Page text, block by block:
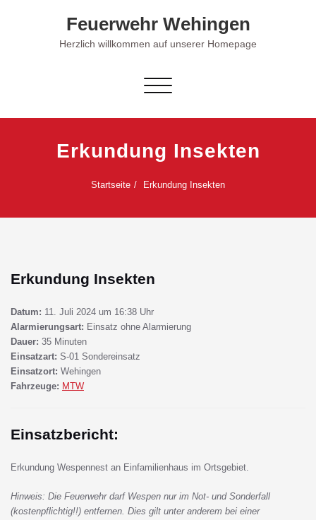
Feuerwehr Wehingen
Herzlich willkommen auf unserer Homepage
Schalte Navigation
Erkundung Insekten
Startseite Erkundung Insekten
Erkundung Insekten
Datum: 11. Juli 2024 um 16:38 Uhr
Alarmierungsart: Einsatz ohne Alarmierung
Dauer: 35 Minuten
Einsatzart: S-01 Sondereinsatz
Einsatzort: Wehingen
Fahrzeuge: MTW
Einsatzbericht:
Erkundung Wespennest an Einfamilienhaus im Ortsgebiet.
Hinweis: Die Feuerwehr darf Wespen nur im Not- und Sonderfall
(kostenpflichtig!!) entfernen. Dies gilt unter anderem bei einer